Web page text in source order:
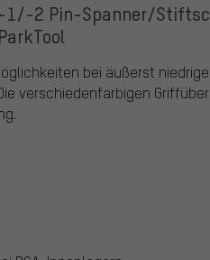
1/-2 Pin-Spanner/
ParkTool
bei äußerst
verschiedenfarbigen